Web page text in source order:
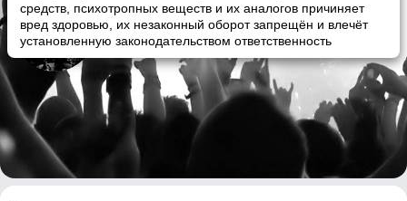
средств, психотропных веществ и их аналогов причиняет
вред здоровью, их незаконный оборот запрещён и влечёт
установленную законодательством ответственность
Urfaust